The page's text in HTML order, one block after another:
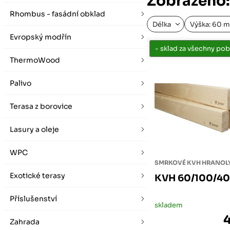
Délka Výška: 60
SMRKOVÉ KVH
KVH 60/100/
skladem
Rhombus - fasádní obklad
Evropský modřín
ThermoWood
Palivo
Terasa z borovice
Lasury a oleje
WPC
Exotické terasy
Příslušenství
Zahrada
Po-Pá 07:00 - 16:00, So 08:00 - 12:00 (ne Liberec)
Zimní otevírací doba (listopad - únor)
Po-Pá 08:00 - 16:00, So 08:00 - 12:00 (ne Liberec)